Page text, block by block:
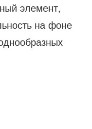
элемент,
на фоне